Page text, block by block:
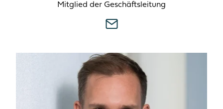
Mitglied der Geschäftsleitung